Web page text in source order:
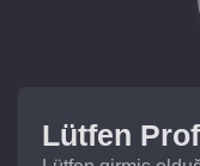
Lütfen